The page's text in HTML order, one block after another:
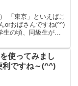
「東京」といえばこ
orおばさんですね(^^)
の頃、同級生がカ
使ってみまし
利ですね～(^^)